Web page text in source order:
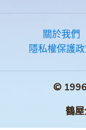
關於我們
隱私權保護
©
鶴